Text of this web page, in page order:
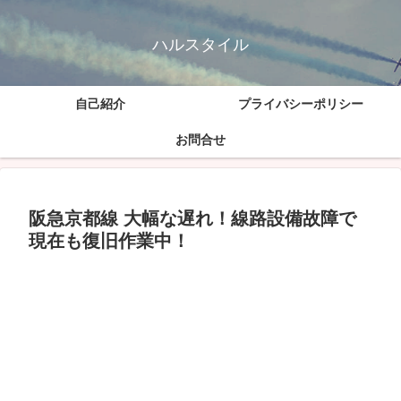
ハルスタイル
自己紹介 プライバシーポリシー
お問合せ
阪急京都線 大幅な遅れ！線路設備故障で
現在も復旧作業中！